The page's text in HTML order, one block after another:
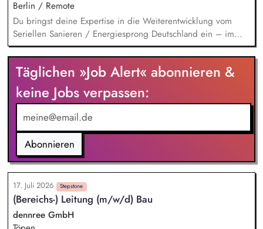
Regulatoriktrends, Partnermanagement: Aufbau von
strategischen Partnerschaften, Kooperationen und
Netzwerken, Akquisition von Aufträgen, Neukunden und
Projekten.
Berlin / Remote
Du bringst deine Expertise in die Weiterentwicklung vom
Seriellen Sanieren / Energiesprong Deutschland ein – im
engen Austausch u.a. mit der dena, mit Blick auf
Markthochlauf und Support im regulatorischen Umfeld und
der Stakeholder. Business-Development-Standbein: Du
akquirierst und verantwortest eigenständig Projekte für unser
Vorqualifizierungs-Tool CoPilot und entwickelst /
implementierst die Skalierung. Du qualifizierst zudem
Bauunternehmen und Systemanbieter als Angebotspartner.
Täglichen »Job Alert« abonnieren &
keine Jobs verpassen:
Abonnieren
17. Juli 2026 Stepstone
(Bereichs-) Leitung (m/w/d) Bau
dennree GmbH